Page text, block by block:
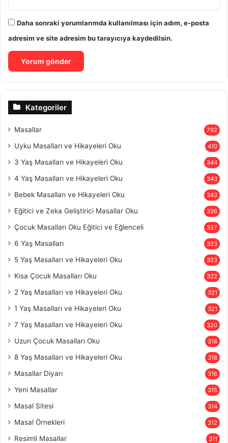
Daha sonraki yorumlarımda kullanılması için adım, e-posta
adresim ve site adresim bu tarayıcıya kaydedilsin.
Kategoriler
Masallar 792
Uyku Masalları ve Hikayeleri Oku 410
3 Yaş Masalları ve Hikayeleri Oku 344
4 Yaş Masalları ve Hikayeleri Oku 343
Bebek Masalları ve Hikayeleri Oku 343
Eğitici ve Zeka Geliştirici Masallar Oku 336
Çocuk Masalları Oku Eğitici ve Eğlenceli 327
6 Yaş Masalları 323
5 Yaş Masalları ve Hikayeleri Oku 323
Kısa Çocuk Masalları Oku 322
2 Yaş Masalları ve Hikayeleri Oku 321
1 Yaş Masalları ve Hikayeleri Oku 321
7 Yaş Masalları ve Hikayeleri Oku 320
Uzun Çocuk Masalları Oku 318
8 Yaş Masalları ve Hikayeleri Oku 318
Masallar Diyarı 316
Yeni Masallar 315
Masal Sitesi 314
Masal Örnekleri 312
Resimli Masallar 311